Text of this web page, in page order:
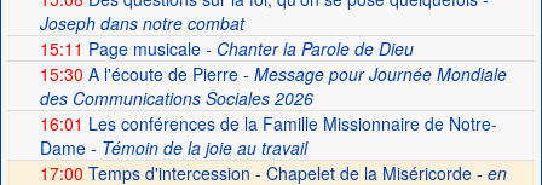
Joseph dans notre combat
15:11 Page musicale- Chanter la Parole de Dieu
15:30 A l'écoute de Pierre- Message pour Journée Mondiale
des Communications Sociales 2026
16:01 Les conférences de la Famille Missionnaire de Notre-
Dame- Témoin de la joie au travail
17:00 Temps d'intercession - Chapelet de la Miséricorde - en